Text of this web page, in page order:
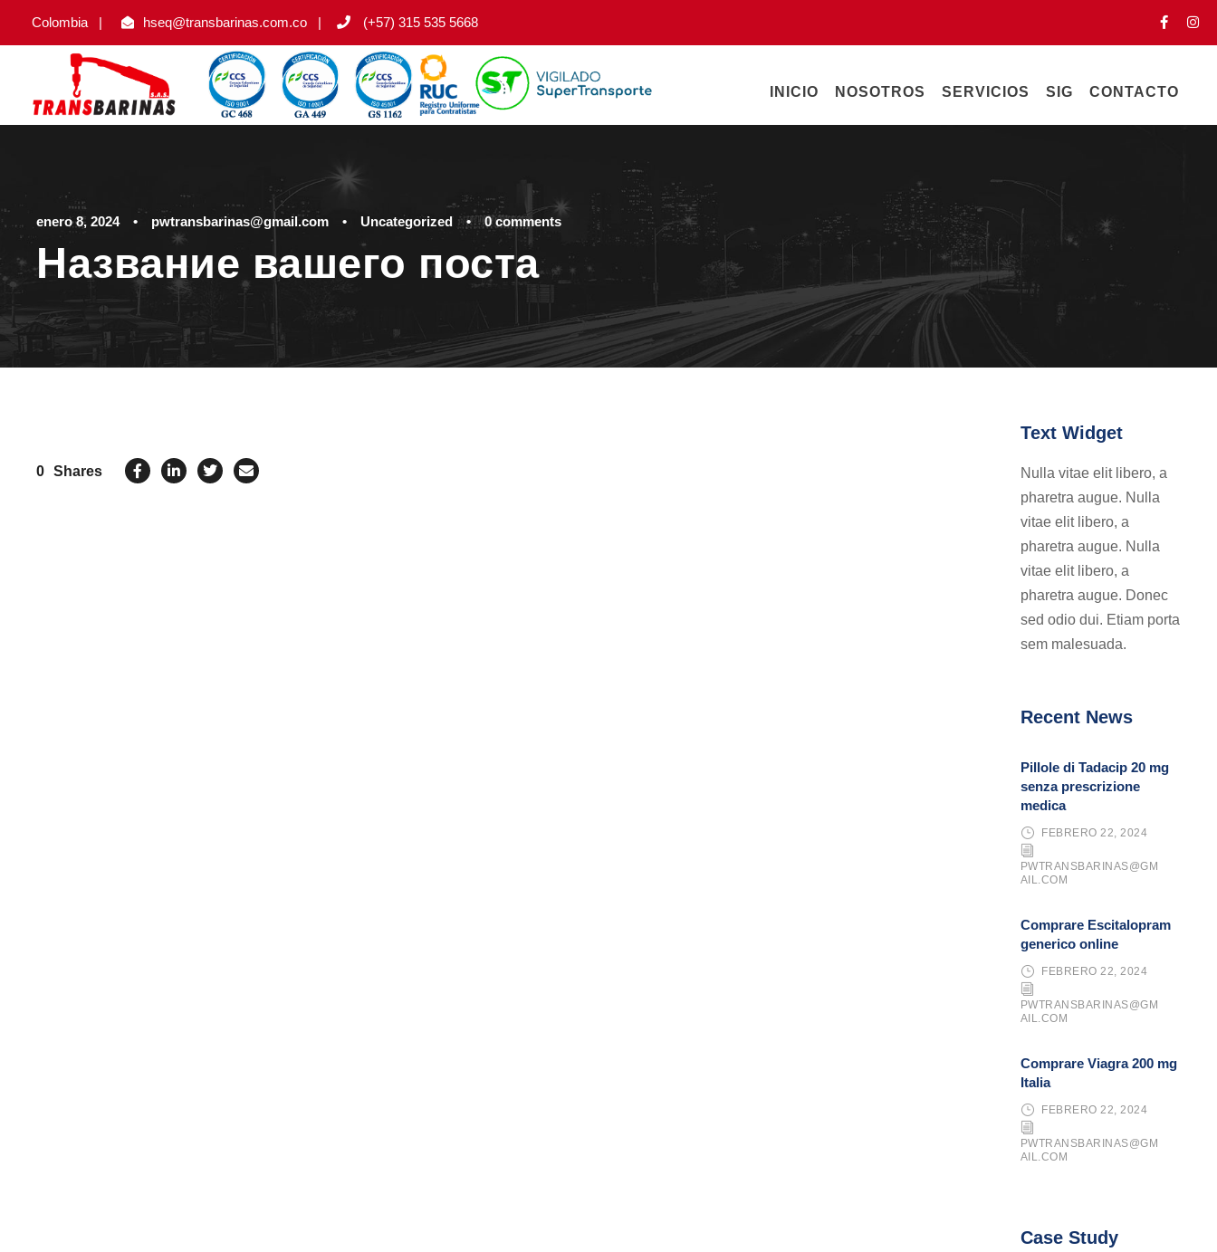
Colombia | hseq@transbarinas.com.co | (+57) 315 535 5668
INICIO NOSOTROS SERVICIOS SIG CONTACTO
enero 8, 2024 • pwtransbarinas@gmail.com • Uncategorized • 0 comments
Название вашего поста
0 Shares
Text Widget
Nulla vitae elit libero, a
pharetra augue. Nulla
vitae elit libero, a
pharetra augue. Nulla
vitae elit libero, a
pharetra augue. Donec
sed odio dui. Etiam porta
sem malesuada.
Recent News
Pillole di Tadacip 20 mg
senza prescrizione
medica
FEBRERO 22, 2024
PWTRANSBARINAS@GM
AIL.COM
Comprare Escitalopram
generico online
FEBRERO 22, 2024
PWTRANSBARINAS@GM
AIL.COM
Comprare Viagra 200 mg
Italia
FEBRERO 22, 2024
PWTRANSBARINAS@GM
AIL.COM
Case Study